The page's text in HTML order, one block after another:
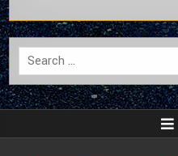
Search
for: